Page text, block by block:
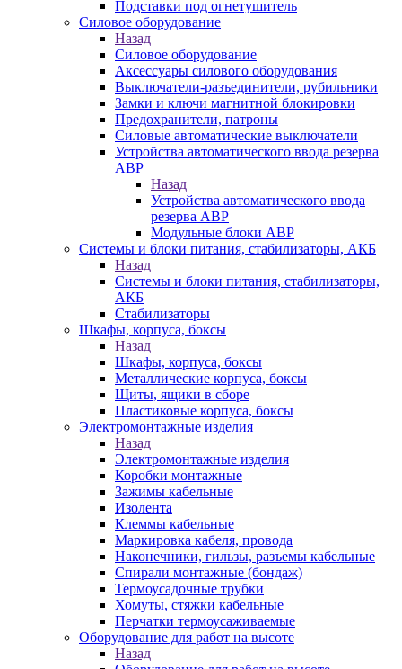
Подставки под огнетушитель
Силовое оборудование
Назад
Силовое оборудование
Аксессуары силового оборудования
Выключатели-разъединители, рубильники
Замки и ключи магнитной блокировки
Предохранители, патроны
Силовые автоматические выключатели
Устройства автоматического ввода резерва
АВР
Назад
Устройства автоматического ввода
резерва АВР
Модульные блоки АВР
Системы и блоки питания, стабилизаторы, АКБ
Назад
Системы и блоки питания, стабилизаторы,
АКБ
Стабилизаторы
Шкафы, корпуса, боксы
Назад
Шкафы, корпуса, боксы
Металлические корпуса, боксы
Щиты, ящики в сборе
Пластиковые корпуса, боксы
Электромонтажные изделия
Назад
Электромонтажные изделия
Коробки монтажные
Зажимы кабельные
Изолента
Клеммы кабельные
Маркировка кабеля, провода
Наконечники, гильзы, разъемы кабельные
Спирали монтажные (бондаж)
Термоусадочные трубки
Хомуты, стяжки кабельные
Перчатки термоусаживаемые
Оборудование для работ на высоте
Назад